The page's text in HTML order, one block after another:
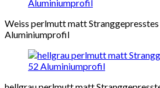
Weiss perlmutt matt Stranggepresstes
Aluminiumprofil